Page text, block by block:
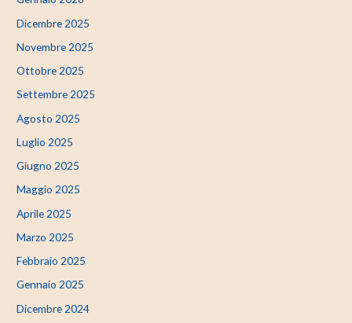
Dicembre 2025
Novembre 2025
Ottobre 2025
Settembre 2025
Agosto 2025
Luglio 2025
Giugno 2025
Maggio 2025
Aprile 2025
Marzo 2025
Febbraio 2025
Gennaio 2025
Dicembre 2024